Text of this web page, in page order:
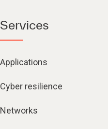
Services
Applications
Cyber resilience
Networks